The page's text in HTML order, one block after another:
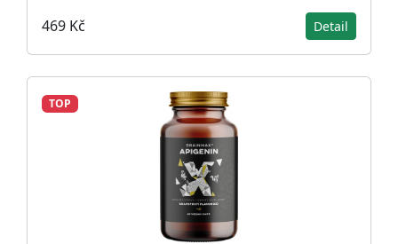
469 Kč Detail
TOP